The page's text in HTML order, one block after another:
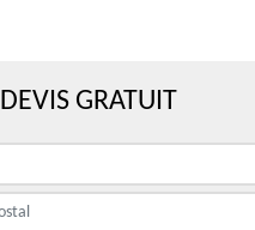
DEVIS GRATUIT